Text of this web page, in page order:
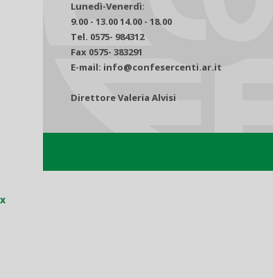
Lunedì-Venerdì:
9.00 - 13.00 14.00 - 18.00
Tel. 0575- 984312
Fax 0575- 383291
E-mail: info@confesercenti.ar.it
Direttore Valeria Alvisi
x